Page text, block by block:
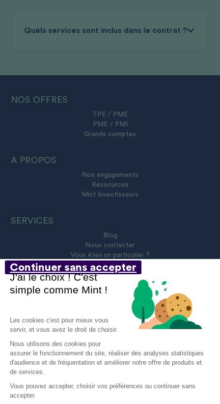
Continuer sans accepter
J'ai le choix ! C'est
simple comme Mint !
Les cookies c'est pour mieux vous
servir, et vous avez le droit de choisir.
Nous utilisons des cookies pour
assurer le fonctionnement du site, réaliser des analyses statistiques
d'audience et de fréquentation et améliorer notre offre de produits et
de services.
Vous pouvez accepter, choisir vos préférences ou continuer sans
accepter.
Quels services sont inclus dans le contrat ?
NOS OFFRES
TPE / PME
PME / PMI
Grands comptes
Nos engagements
Ressources
Mint Investisseurs
A PROPOS
SERVICES
Blog
Nous contacter
Vous êtes un particulier ?
Mentions légales
Politique sur les cookies
Aide et contact